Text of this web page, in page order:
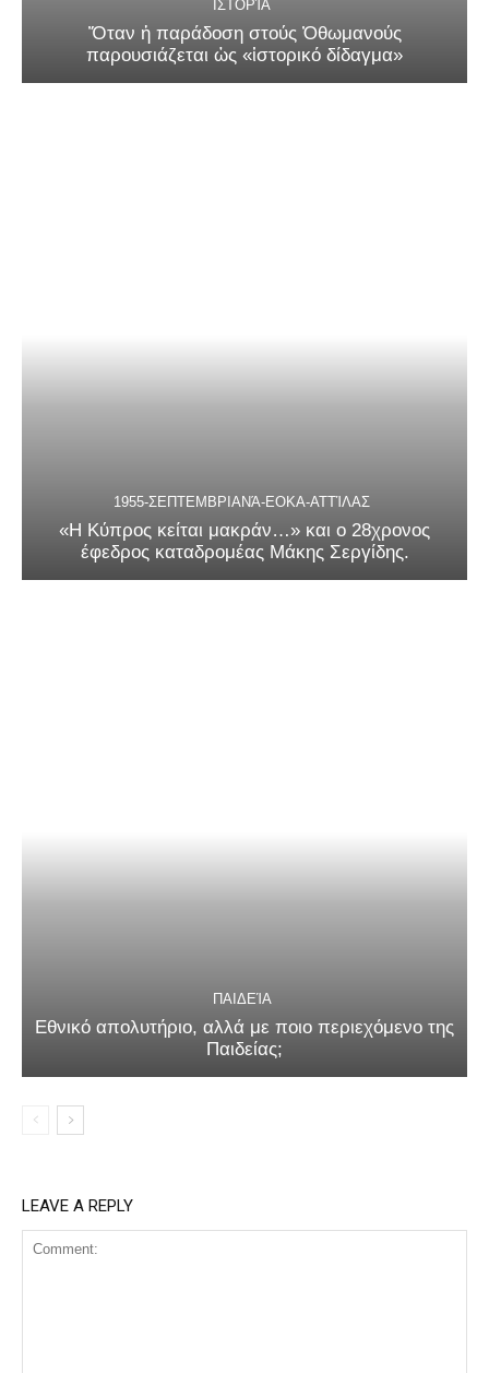
ΙΣΤΟΡΊΑ
Ὅταν ἡ παράδοση στούς Ὀθωμανούς
παρουσιάζεται ὡς «ἱστορικό δίδαγμα»
1955-ΣΕΠΤΕΜΒΡΙΑΝΆ-ΕΟΚΑ-ΑΤΤΊΛΑΣ
«Η Κύπρος κείται μακράν…» και ο 28χρονος
έφεδρος καταδρομέας Μάκης Σεργίδης.
ΠΑΙΔΕΊΑ
Εθνικό απολυτήριο, αλλά με ποιο περιεχόμενο της
Παιδείας;
LEAVE A REPLY